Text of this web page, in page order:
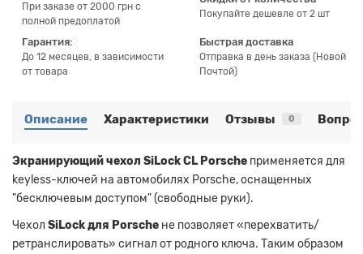
При заказе от 2000 грн с
полной предоплатой
Покупайте дешевле от 2 шт
Гарантия:
До 12 месяцев, в зависимости
от товара
Быстрая доставка
Отправка в день заказа (Новой
Почтой)
Описание Характеристики Отзывы 0
Экранирующий чехол SiLock CL Porsche применяется для
keyless-ключей на автомобилях Porsche, оснащенных
"бесключевым доступом" (свободные руки).
Чехол SiLock для Porsche не позволяет «перехватить/
ретранслировать» сигнал от родного ключа. Таким образом